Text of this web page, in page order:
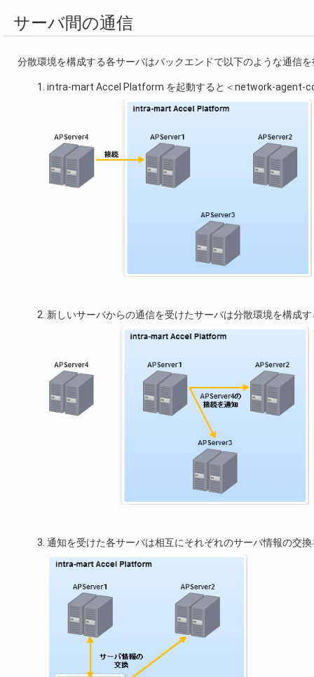
サーバ間の通信
分散環境を構成する各サーバはバックエンドで以下のような通信
intra-mart Accel Platform を起動すると＜network-agent-
新しいサーバからの通信を受けたサーバは分散環境を構成
通知を受けた各サーバは相互にそれぞれのサーバ情報の交